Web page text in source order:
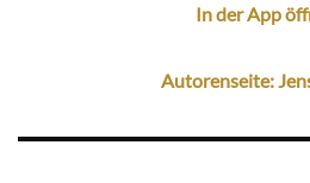
In der App
Autorenseite: